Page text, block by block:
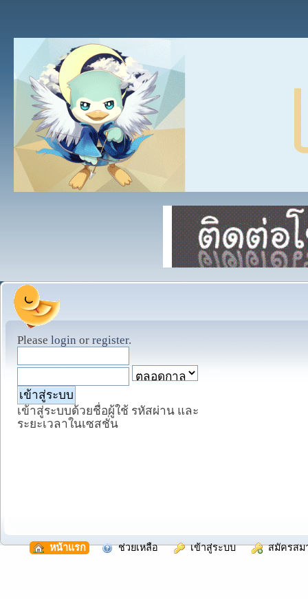
Please login or register.
เข้าสู่ระบบด้วยชื่อผู้ใช้ รหัสผ่าน และ
ระยะเวลาในเซสชั่น
หน้าแรก ช่วยเหลือ เข้าสู่ระบบ สมัครสม